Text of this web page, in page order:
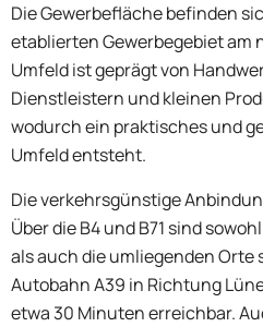
Die Gewerbefläche befinden
etablierten Gewerbegebiet am
Umfeld ist geprägt von
Dienstleistern und kleinen
wodurch ein praktisches und
Umfeld entsteht.
Die verkehrsgünstige
Über die B4 und B71 sind
als auch die umliegenden Orte
Autobahn A39 in Richtung
etwa 30 Minuten erreichbar.